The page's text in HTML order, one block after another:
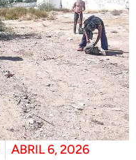
ABRIL 6, 2026